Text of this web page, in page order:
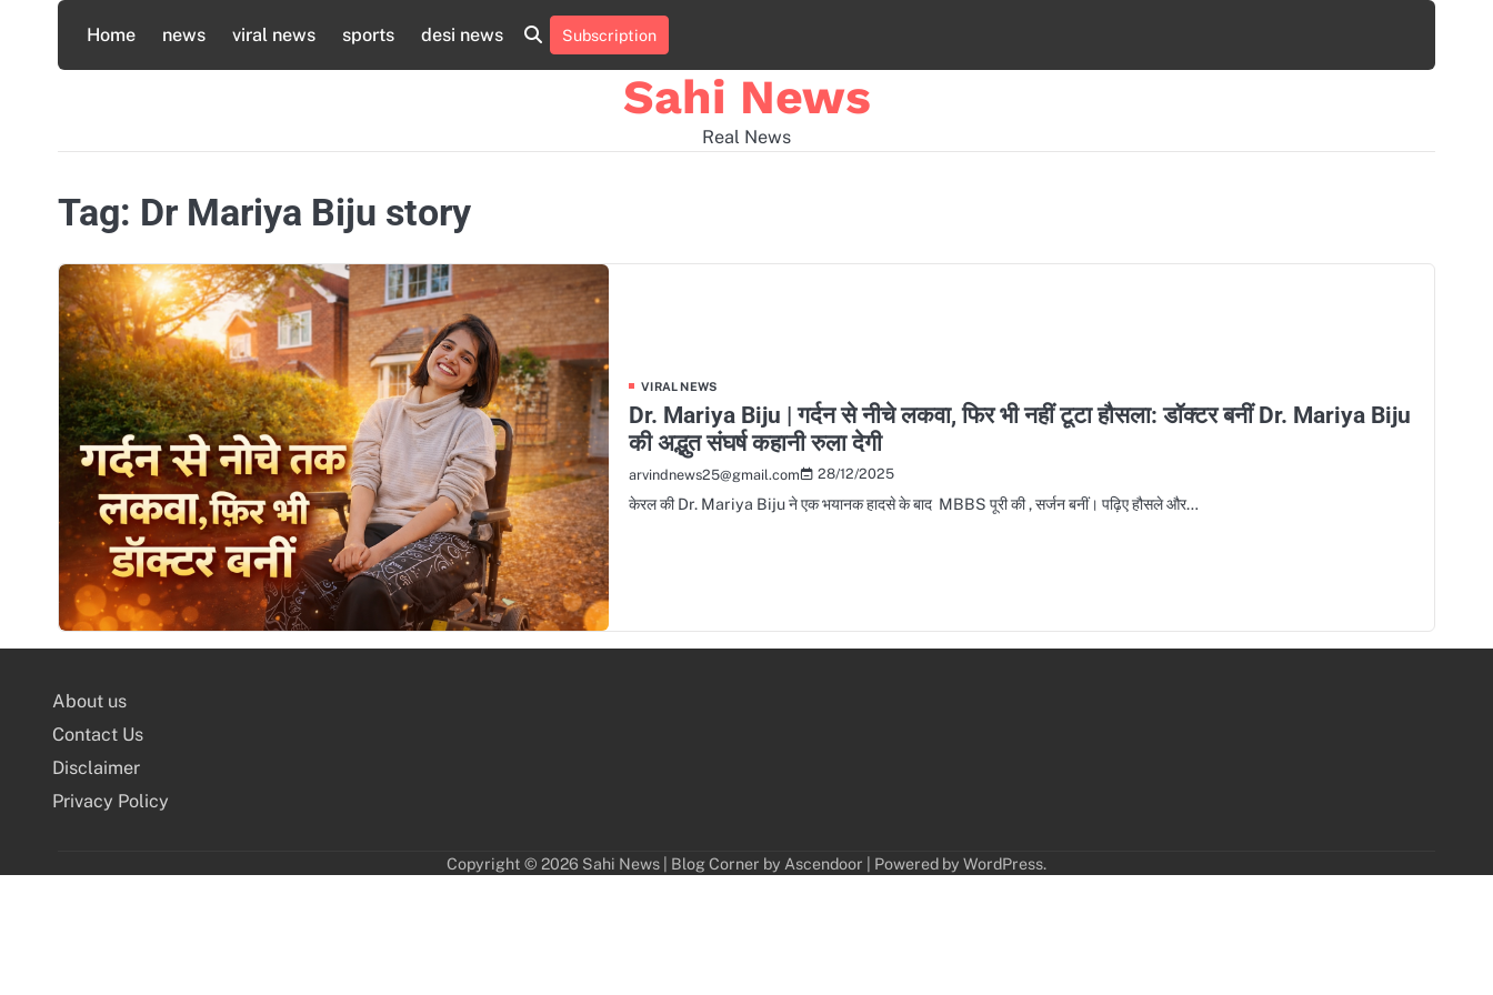
content
Home news viral news sports desi news
Home
news
viral
news
sports
desi
news
Subscription
Sahi News
Real News
Tag: Dr Mariya Biju story
VIRAL NEWS
Dr. Mariya Biju | गर्दन से नीचे लकवा, फिर भी नहीं टूटा हौसला: डॉक्टर बनीं Dr. Mariya Biju
की अद्भुत संघर्ष कहानी रुला देगी
arvindnews25@gmail.com 28/12/2025
केरल की Dr. Mariya Biju ने एक भयानक हादसे के बाद MBBS पूरी की , सर्जन बनीं। पढ़िए हौसले और…
About us
Contact Us
Disclaimer
Privacy Policy
Copyright © 2026 Sahi News | Blog Corner by Ascendoor | Powered by WordPress.